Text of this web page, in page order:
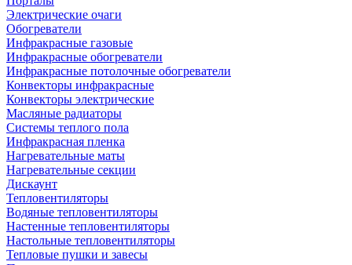
Электрические очаги
Обогреватели
Инфракрасные газовые
Инфракрасные обогреватели
Инфракрасные потолочные обогреватели
Конвекторы инфракрасные
Конвекторы электрические
Масляные радиаторы
Системы теплого пола
Инфракрасная пленка
Нагревательные маты
Нагревательные секции
Дискаунт
Тепловентиляторы
Водяные тепловентиляторы
Настенные тепловентиляторы
Настольные тепловентиляторы
Тепловые пушки и завесы